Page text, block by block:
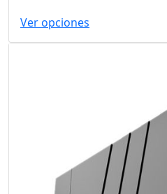
Ver opciones